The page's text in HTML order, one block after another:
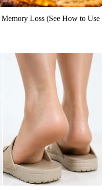
Loss (See How to Use